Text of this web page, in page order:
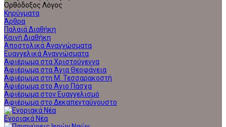
Ορθόδοξος Λόγος
Κηρύγματα
Άρθρα
Παλαιά Διαθήκη
Καινή Διαθήκη
Αποστολικά Αναγνώσματα
Ευαγγελικά Αναγνώσματα
Αφιέρωμα στα Χριστούγεννα
Αφιέρωμα στα Άγια Θεοφάνεια
Αφιέρωμα στη Μ. Τεσσαρακοστή
Αφιέρωμα στο Άγιο Πάσχα
Αφιέρωμα στον Ευαγγελισμό
Αφιέρωμα στο Δεκαπενταύγουστο
Ενοριακά Νέα